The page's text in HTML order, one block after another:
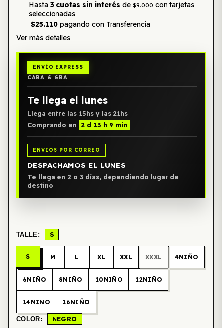
Hasta 3 cuotas sin interés de $9.000 con tarjetas
seleccionadas
$25.110pagando con Transferencia
Ver más detalles
ENVÍO EXPRESS
CABA & GBA
Te llega el lunes
Llega entre las 15hs y las 21hs
Comprando en
2 d 13 h 9 min
ENVIOS POR CORREO
DESPACHAMOS EL LUNES
Te llega en 2 o 3 días, dependiendo lugar de
destino
TALLE: S
S M L XL XXL XXXL 4NIÑO
6NIÑO 8NIÑO 10NIÑO 12NIÑO
14NINO 16NIÑO
COLOR: NEGRO